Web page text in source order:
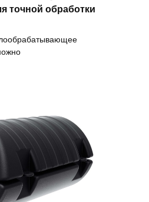
точной обработки